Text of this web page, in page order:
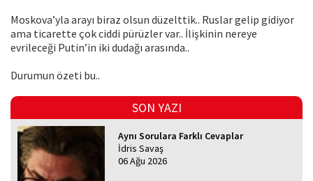
Moskova’yla arayı biraz olsun düzelttik.. Ruslar gelip gidiyor
ama ticarette çok ciddi pürüzler var.. İlişkinin nereye
evrileceği Putin’in iki dudağı arasında..
Durumun özeti bu..
SON YAZI
Aynı Sorulara Farklı Cevaplar
İdris Savaş
06 Ağu 2026